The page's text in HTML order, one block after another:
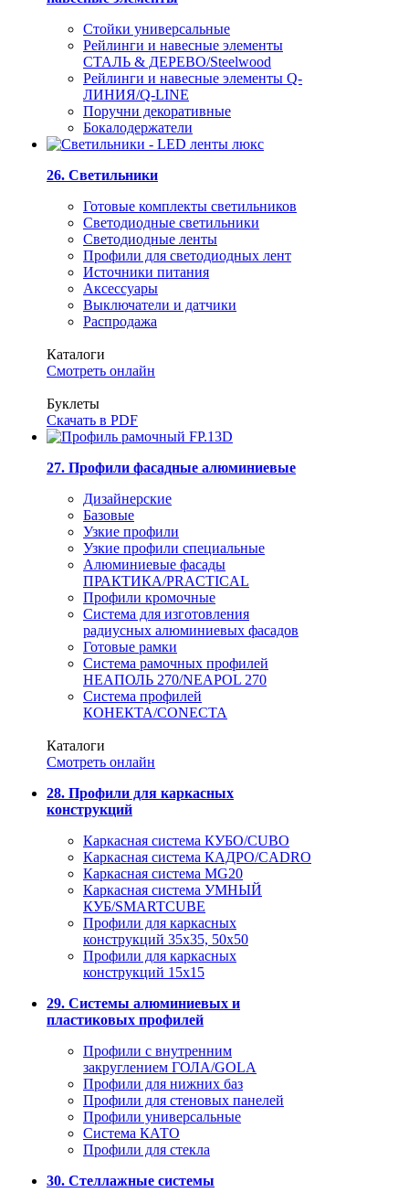
Стойки универсальные
Рейлинги и навесные элементы
СТАЛЬ & ДЕРЕВО/Steelwood
Рейлинги и навесные элементы Q-
ЛИНИЯ/Q-LINE
Поручни декоративные
Бокалодержатели
26. Светильники
Готовые комплекты светильников
Светодиодные светильники
Светодиодные ленты
Профили для светодиодных лент
Источники питания
Аксессуары
Выключатели и датчики
Распродажа
Каталоги
Смотреть онлайн
Буклеты
Скачать в PDF
27. Профили фасадные алюминиевые
Дизайнерские
Базовые
Узкие профили
Узкие профили специальные
Алюминиевые фасады
ПРАКТИКА/PRACTICAL
Профили кромочные
Система для изготовления
радиусных алюминиевых фасадов
Готовые рамки
Система рамочных профилей
НЕАПОЛЬ 270/NEAPOL 270
Система профилей
КОНЕКТА/CONECTA
Каталоги
Смотреть онлайн
28. Профили для каркасных
конструкций
Каркасная система КУБО/CUBO
Каркасная система КАДРО/CADRO
Каркасная система MG20
Каркасная система УМНЫЙ
КУБ/SMARTCUBE
Профили для каркасных
конструкций 35x35, 50x50
Профили для каркасных
конструкций 15х15
29. Системы алюминиевых и
пластиковых профилей
Профили с внутренним
закруглением ГОЛА/GOLA
Профили для нижних баз
Профили для стеновых панелей
Профили универсальные
Система КАТО
Профили для стекла
30. Стеллажные системы